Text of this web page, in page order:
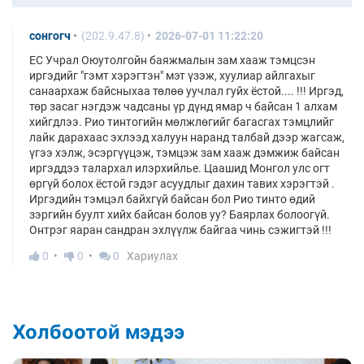
сонгогч (202.9.47.8)
2026-07-01 11:22:20
ЕС Учрал Оюутолгойн баяжмалын зам хааж тэмцсэн
иргэдийг "гэмт хэрэгтэн" мэт үзэж, хуулиар айлгахыг
санаархаж байсныхаа төлөө уучлал гуйх ёстой.... !!! Иргэд,
төр засаг нэгдэж чадсаны үр дүнд ямар ч байсан 1 алхам
хийгдлээ. Рио тинтогийн мөлжлөгийг багасгах тэмцлийг
лайк дарахаас эхлээд халуун наранд талбай дээр жагсаж,
үгээ хэлж, эсэргүүцэж, тэмцэж зам хааж дэмжиж байсан
иргэддээ талархал илэрхийлье. Цаашид Монгол улс огт
өргүй болох ёстой гэдэг асуудлыг дахин тавих хэрэгтэй .
Иргэдийн тэмцэл байхгүй байсан бол Рио тинто өдий
зэргийн буулт хийх байсан болов уу? Баярлах болоогүй.
Онтрэг яаран сандран эхлүүлж байгаа чинь сэжигтэй !!!
0
0 0 Хариулах
Холбоотой мэдээ